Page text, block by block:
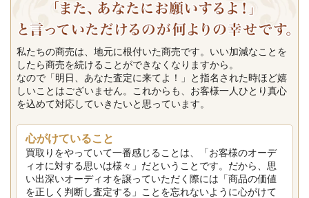
私たちの商売は、地元に根付いた商売です。いい加減なことを
したら商売を続けることができなくなりますから。
なので「明日、あなた査定に来てよ！」と指名された時ほど嬉
しいことはございません。これからも、お客様一人ひとり真心
を込めて対応していきたいと思っています。
心がけていること
買取りをやっていて一番感じることは、「お客様のオーデ
ィオに対する思いは様々」だということです。だから、思
い出深いオーディオを譲っていただく際には「商品の価値
を正しく判断し査定する」ことを忘れないように心がけて